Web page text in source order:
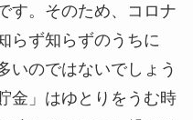
す。そのため、コロナ
らず知らずのうちに
いのではないでしょう
金」はゆとりをうむ時